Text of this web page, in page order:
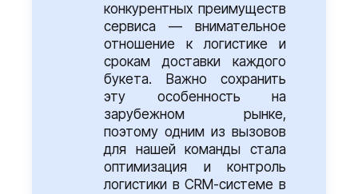
конкурентных преимуществ
сервиса — внимательное
отношение к логистике и
срокам доставки каждого
букета. Важно сохранить
эту особенность на
зарубежном рынке,
поэтому одним из вызовов
для нашей команды стала
оптимизация и контроль
логистики в CRM-системе в